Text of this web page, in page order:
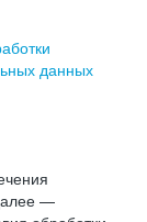
данных
—